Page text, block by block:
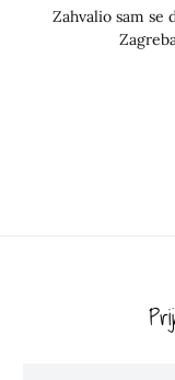
Zahvalio sam se